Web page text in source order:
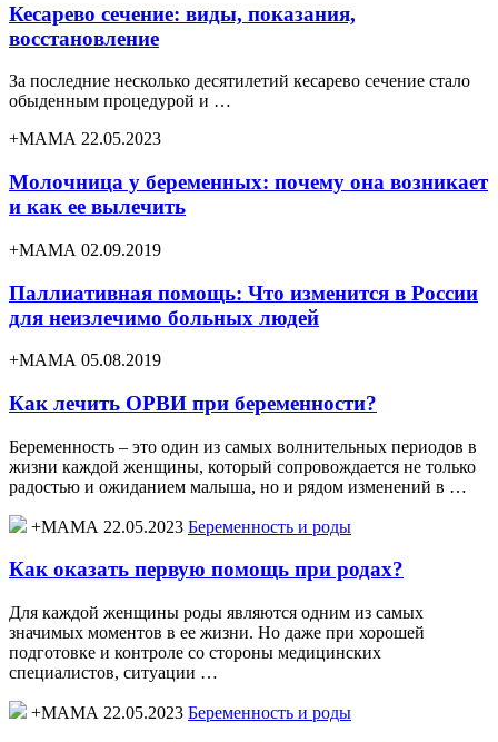
Кесарево сечение: виды, показания,
восстановление
За последние несколько десятилетий кесарево сечение стало
обыденным процедурой и …
+МАМА 22.05.2023
Молочница у беременных: почему она возникает
и как ее вылечить
+МАМА 02.09.2019
Паллиативная помощь: Что изменится в России
для неизлечимо больных людей
+МАМА 05.08.2019
Как лечить ОРВИ при беременности?
Беременность – это один из самых волнительных периодов в
жизни каждой женщины, который сопровождается не только
радостью и ожиданием малыша, но и рядом изменений в …
+МАМА 22.05.2023 Беременность и роды
Как оказать первую помощь при родах?
Для каждой женщины роды являются одним из самых
значимых моментов в ее жизни. Но даже при хорошей
подготовке и контроле со стороны медицинских
специалистов, ситуации …
+МАМА 22.05.2023 Беременность и роды